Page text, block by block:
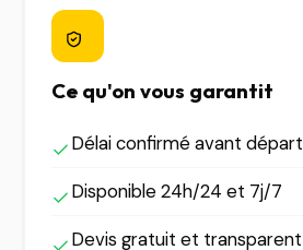
Ce qu'on vous garantit
Délai confirmé avant départ
Disponible 24h/24 et 7j/7
Devis gratuit et transparent